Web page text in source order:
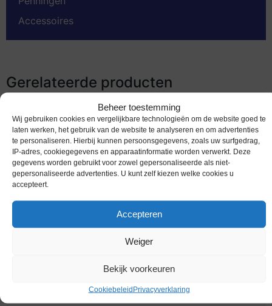
Beheer toestemming
Wij gebruiken cookies en vergelijkbare technologieën om de website goed te
laten werken, het gebruik van de website te analyseren en om advertenties
te personaliseren. Hierbij kunnen persoonsgegevens, zoals uw surfgedrag,
IP-adres, cookiegegevens en apparaatinformatie worden verwerkt. Deze
gegevens worden gebruikt voor zowel gepersonaliseerde als niet-
gepersonaliseerde advertenties. U kunt zelf kiezen welke cookies u
accepteert.
Accepteren
Weiger
Bekijk voorkeuren
CookiebeleidPrivacyverklaring
Accessoires
Gerelateerde producten